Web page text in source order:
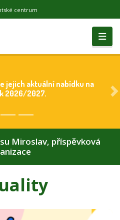
centrum
jejich aktuální nabídku na
2026/2027.
Miroslav, příspěvková